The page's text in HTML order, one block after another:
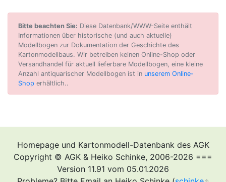
Bitte beachten Sie: Diese Datenbank/WWW-Seite enthält
Informationen über historische (und auch aktuelle)
Modellbogen zur Dokumentation der Geschichte des
Kartonmodellbaus. Wir betreiben keinen Online-Shop oder
Versandhandel für aktuell lieferbare Modellbogen, eine kleine
Anzahl antiquarischer Modellbogen ist in unserem Online-
Shop erhältlich..
Homepage und Kartonmodell-Datenbank des AGK
Copyright © AGK & Heiko Schinke, 2006-2026 ===
Version 11.91 vom 05.01.2026